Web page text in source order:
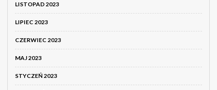
LISTOPAD 2023
LIPIEC 2023
CZERWIEC 2023
MAJ 2023
STYCZEŃ 2023